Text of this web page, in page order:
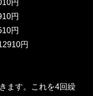
円
円
円
円
ます。これを4回繰